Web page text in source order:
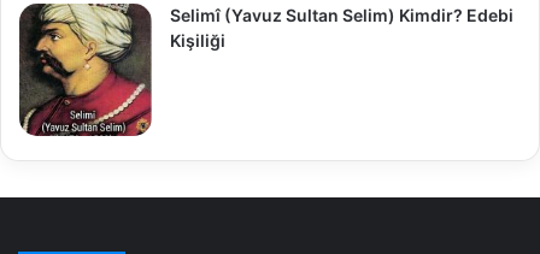
Selimî (Yavuz Sultan Selim) Kimdir? Edebi
Kişiliği